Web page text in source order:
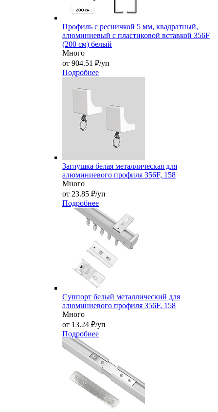
Профиль с ресничкой 5 мм, квадратный,
алюминиевый с пластиковой вставкой 356F
(200 см) белый
Много
от 904.51 ₽/уп
Подробнее
Заглушка белая металлическая для
алюминиевого профиля 356F, 158
Много
от 23.85 ₽/уп
Подробнее
Суппорт белый металлический для
алюминиевого профиля 356F, 158
Много
от 13.24 ₽/уп
Подробнее